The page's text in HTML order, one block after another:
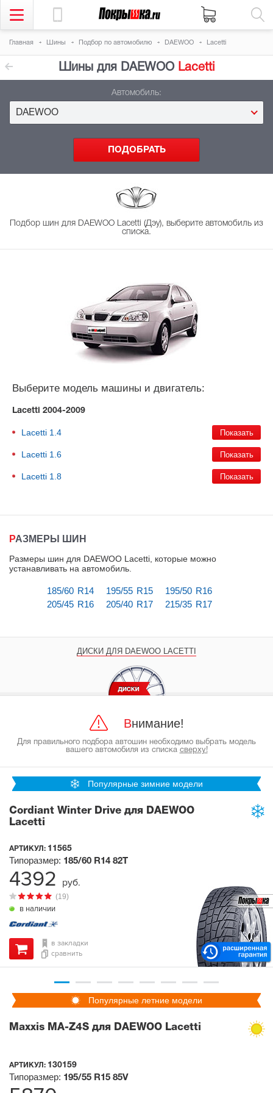
Главная Шины Подбор по автомобилю DAEWOO Lacetti
Шины для DAEWOO Lacetti
Автомобиль:
DAEWOO
Подбор шин для DAEWOO Lacetti (Дэу), выберите автомобиль из
списка.
Выберите модель машины и двигатель:
Lacetti 2004-2009
Lacetti 1.4
Lacetti 1.6
Lacetti 1.8
РАЗМЕРЫ ШИН
Размеры шин для DAEWOO Lacetti, которые можно
устанавливать на автомобиль
185/60 R14 195/55 R15
195/50 R16
205/45 R16
205/40 R17 215/35 R17
ДИСКИ ДЛЯ DAEWOO LACETTI
Внимание!
Для правильного подбора автошин необходимо выбрать модель
вашего автомобиля из списка сверху!
Популярные зимние модели
Cordiant Winter Drive для DAEWOO
Lacetti
АРТИКУЛ: 11565
в наличии
(19)
Типоразмер: 185/60 R14 82T
в закладки
сравнить
4392 руб.
Популярные летние модели
Maxxis MA-Z4S для DAEWOO Lacetti
АРТИКУЛ: 130159
Типоразмер: 195/55 R15 85V